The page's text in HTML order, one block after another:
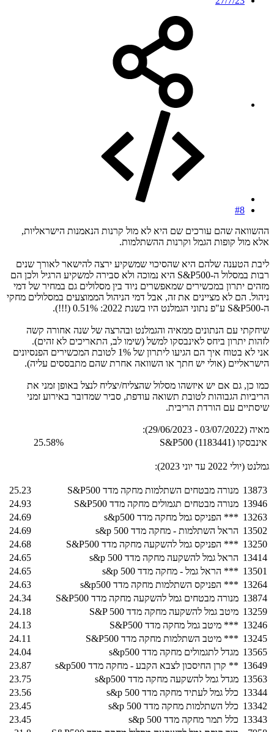
#8
ההשוואה שהם עורכים שם היא לא מול קרנות הנאמנות הישראליות,
אלא מול קופות הגמל וקרנות ההשתלמות.
ליבת הטענה שלהם היא שהסיכוי שמשקיע ירצה להישאר לאורך שנים
רבות במסלול ה-S&P500 היא נמוכה ולא סבירה למשקיע הרגיל ולכן הם
מזהים יתרון במכשירים שמאפשרים ניוד בין מסלולים גם במחיר של דמי
ניהול. הם לא מציינים את זה, אבל דמי הניהול הממוצעים במסלולים מחקי
ה-S&P500 ע"פ נתוני הגמלנט היו בשנת 2022: 0.51% (!!!).
שיחקתי עם הנתונים ממאיה והגמלנט ובהרצה של שנה אחורה קשה
לזהות יתרון ביחס לאינבסקו למשל (שימו לב, התאריכים לא זהים).
אני לא בטוח איך הם הגיעו ליתרון של 1% לטובת המכשירים הפנסיונים
הישראליים (אולי יש חתך או השוואה אחרת שהם מתבססים עליה).
כמו כן, גם אם יש איזשהו מסלול שהצליח/יצליח לנצל באופן זמני את
הריביות הגבוהות לטובת תשואה עודפת, סביר שמדובר באירוע זמני
שיסתיים עם הורדת הריבית.
מאיה (03/07/2022 - 29/06/2023):
אינבסקו S&P500 (1183441)
25.58%
גמלנט (יולי 2022 עד יוני 2023):
13873 מנורה מבטחים השתלמות מחקה מדד S&P500
25.23
13946 מנורה מבטחים תגמולים מחקה מדד S&P500
24.93
13263 *** הפניקס גמל מחקה מדד s&p500
24.69
13502 הראל השתלמות - מחקה מדד s&p 500
24.69
13250 *** הפניקס גמל להשקעה מחקה מדד S&P500
24.68
13414 הראל גמל להשקעה מחקה מדד s&p 500
24.65
13501 *** הראל גמל - מחקה מדד s&p 500
24.65
13264 *** הפניקס השתלמות מחקה מדד s&p500
24.63
13874 מנורה מבטחים גמל להשקעה מחקה מדד S&P500
24.34
13259 מיטב גמל להשקעה מחקה מדד S&P 500
24.18
13246 *** מיטב גמל מחקה מדד S&P500
24.13
13245 *** מיטב השתלמות מחקה מדד S&P500
24.11
13565 מגדל לתגמולים מחקה מדד s&p500
24.04
13649 ** קרן החיסכון לצבא הקבע - מחקה מדד s&p500
23.87
13563 מגדל גמל להשקעה מחקה מדד s&p500
23.75
13344 כלל גמל לעתיד מחקה מדד s&p 500
23.56
13342 כלל השתלמות מחקה מדד s&p 500
23.45
13343 כלל תמר מחקה מדד s&p 500
23.45